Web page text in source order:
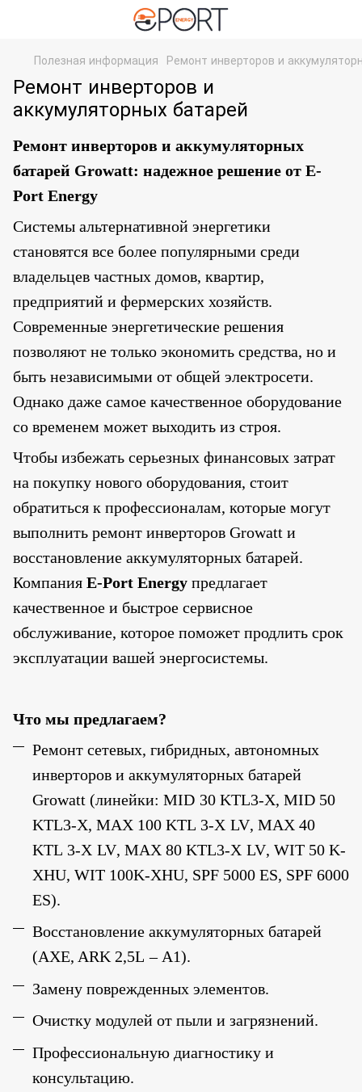
Полезная информация Ремонт инверторов и
Ремонт инверторов и
аккумуляторных батарей
Ремонт инверторов и аккумуляторных
батарей Growatt: надежное решение от E-
Port Energy
Системы альтернативной энергетики
становятся все более популярными среди
владельцев частных домов, квартир,
предприятий и фермерских хозяйств.
Современные энергетические решения
позволяют не только экономить средства, но и
быть независимыми от общей электросети.
Однако даже самое качественное оборудование
со временем может выходить из строя.
Чтобы избежать серьезных финансовых затрат
на покупку нового оборудования, стоит
обратиться к профессионалам, которые могут
выполнить ремонт инверторов Growatt и
восстановление аккумуляторных батарей.
Компания E-Port Energy предлагает
качественное и быстрое сервисное
обслуживание, которое поможет продлить срок
эксплуатации вашей энергосистемы.
Что мы предлагаем?
Ремонт сетевых, гибридных, автономных
инверторов и аккумуляторных батарей
Growatt (линейки: MID 30 KTL3-X, MID 50
KTL3-X, MAX 100 KTL 3-X LV, MAX 40
KTL 3-X LV, MAX 80 KTL3-X LV, WIT 50 K-
XHU, WIT 100K-XHU, SPF 5000 ES, SPF 6000
ES).
Восстановление аккумуляторных батарей
(AXE, ARK 2,5L – A1).
Замену поврежденных элементов.
Очистку модулей от пыли и загрязнений.
Профессиональную диагностику и
консультацию.